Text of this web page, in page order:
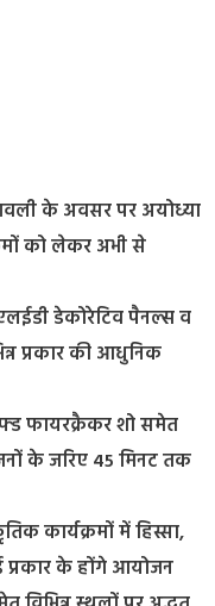
के अवसर पर अयोध्या
को लेकर अभी से
डेकोरेटिव पैनल्स व
प्रकार की आधुनिक
फायरक्रैकर शो समेत
के जरिए 45 मिनट तक
कार्यक्रमों में हिस्सा,
प्रकार के होंगे आयोजन